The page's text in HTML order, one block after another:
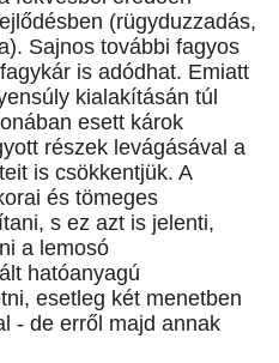
(rügyduzzadás,
Sajnos további fagyos
is adódhat. Emiatt
kialakításán túl
esett károk
részek levágásával a
is csökkentjük. A
és tömeges
s ez azt is jelenti,
a lemosó
hatóanyagú
esetleg két menetben
- de erről majd annak